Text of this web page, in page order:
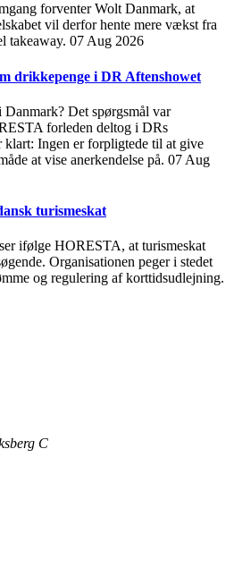
forventer Wolt Danmark, at
vil derfor hente mere vækst fra
takeaway. 07 Aug 2026
drikkepenge i DR Aftenshowet
Det spørgsmål var
forleden deltog i DRs
klart: Ingen er forpligtede til at give
at vise anerkendelse på. 07 Aug
turismeskat
ifølge HORESTA, at turismeskat
Organisationen peger i stedet
og regulering af korttidsudlejning.
C